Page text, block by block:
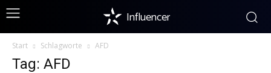
Influencer
Start Schlagworte AFD
Tag: AFD